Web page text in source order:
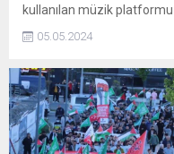
kullanılan müzik platformu
müzik platformu ile geri
05.05.2024